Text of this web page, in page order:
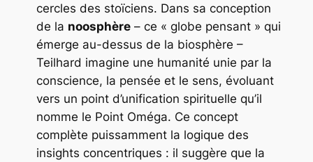
cercles des stoïciens. Dans sa conception
de la noosphère– ce « globe pensant » qui
émerge au-dessus de la biosphère –
Teilhard imagine une humanité unie par la
conscience, la pensée et le sens, évoluant
vers un point d’unification spirituelle qu’il
nomme le Point Oméga. Ce concept
complète puissamment la logique des
insights concentriques : il suggère que la